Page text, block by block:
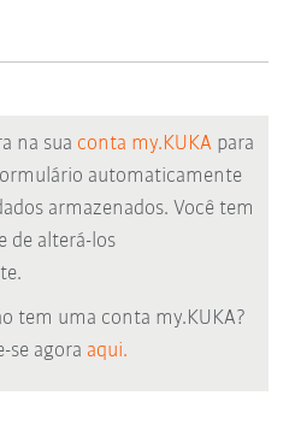
na sua conta my.KUKA para
automaticamente
armazenados. Você tem
de alterá-los
tem uma conta my.KUKA?
se agora aqui.